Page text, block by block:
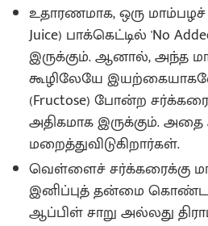
உதாரணமாக, ஒரு மாம்பழச்
Juice) பாக்கெட்டில் 'No
இருக்கும். ஆனால், அந்த
கூழிலேயே
(Fructose) போன்ற
அதிகமாக இருக்கும்.
மறைத்துவிடுகிறார்கள்.
வெள்ளைச் சர்க்கரைக்கு
இனிப்புத் தன்மை கொண்ட
ஆப்பிள் சாறு அல்லது